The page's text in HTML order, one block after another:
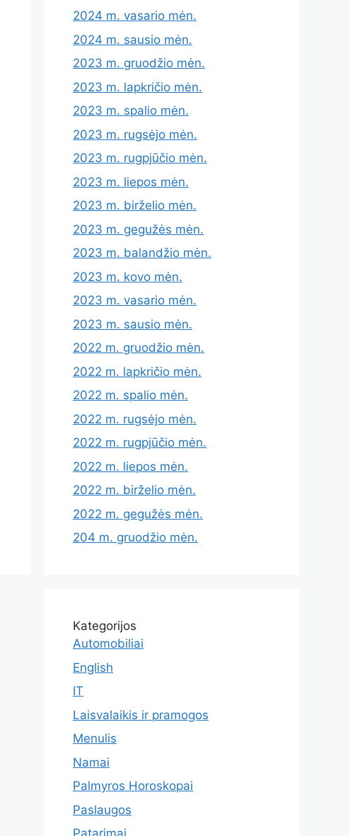
2024 m. vasario mėn.
2024 m. sausio mėn.
2023 m. gruodžio mėn.
2023 m. lapkričio mėn.
2023 m. spalio mėn.
2023 m. rugsėjo mėn.
2023 m. rugpjūčio mėn.
2023 m. liepos mėn.
2023 m. birželio mėn.
2023 m. gegužės mėn.
2023 m. balandžio mėn.
2023 m. kovo mėn.
2023 m. vasario mėn.
2023 m. sausio mėn.
2022 m. gruodžio mėn.
2022 m. lapkričio mėn.
2022 m. spalio mėn.
2022 m. rugsėjo mėn.
2022 m. rugpjūčio mėn.
2022 m. liepos mėn.
2022 m. birželio mėn.
2022 m. gegužės mėn.
204 m. gruodžio mėn.
Kategorijos
Automobiliai
English
IT
Laisvalaikis ir pramogos
Menulis
Namai
Palmyros Horoskopai
Paslaugos